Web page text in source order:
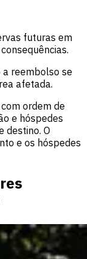
futuras em
reembolso se
afetada.
ordem de
e hóspedes
destino. O
e os hóspedes